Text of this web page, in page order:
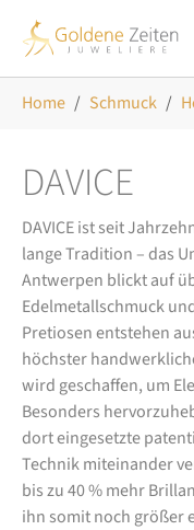
Home Schmuck
DAVICE
DAVICE ist seit
lange Tradition – das
Antwerpen blickt auf
Edelmetallschmuck
Pretiosen entstehen
höchster
wird geschaffen, um
Besonders
dort eingesetzte
Technik miteinander
bis zu 40 % mehr
ihn somit noch größer